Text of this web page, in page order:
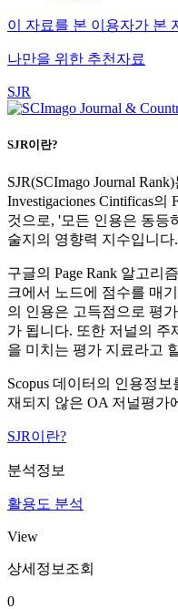
이 자료를 본 이용자가 본
나만을 위한 추천자료
SJR
SJR이란?
SJR(SCImago Journal
Investigaciones Cintificas
것으로, '모든 인용은 동등
술지의 영향력 지수입니다.
구글의 Page Rank 알고리
크에서 노드에 점수를 매
의 인용은 고득점으로 평
가 됩니다. 또한 저널의 주
을 미치는 평가 지료라고
Scopus 데이터의 인용정
재되지 않은 OA 저널평가
SJR이란?
분석정보
활용도 분석
View
상세정보조회
0